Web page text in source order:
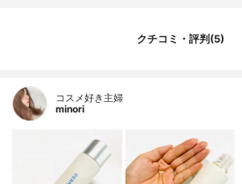
ス、クミンエキス、
油、エタノール、キ
酸、クエン酸トリエ
シクロヘキサンジカ
クチコミ・評判(5)
コスメ好き主婦
minori